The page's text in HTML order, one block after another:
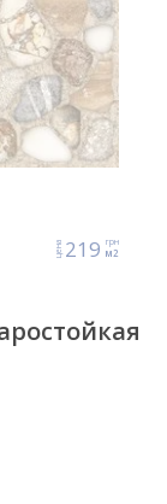
цена 219 грн
м2